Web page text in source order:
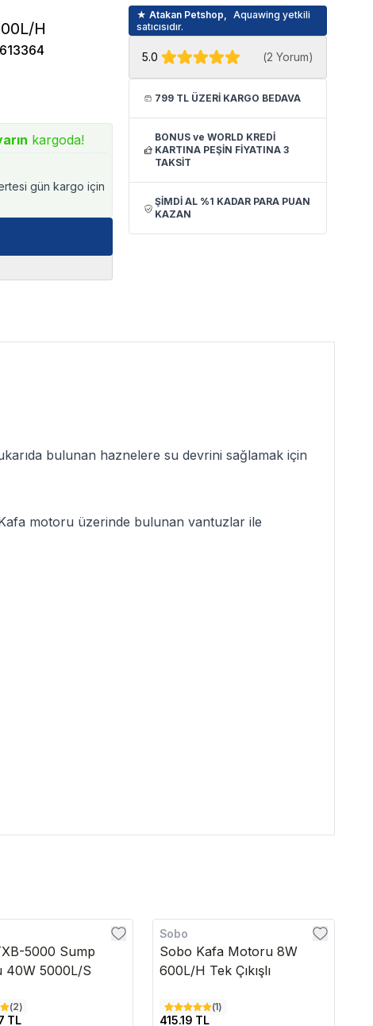
H
kargoda!
gün kargo için
★ Atakan Petshop,
Aquawing yetkili
satıcısıdır.
5.0 (2 Yorum)
799 TL ÜZERİ KARGO BEDAVA
BONUS ve WORLD KREDİ
KARTINA PEŞİN FİYATINA 3
TAKSİT
ŞİMDİ AL %1 KADAR PARA PUAN
KAZAN
bulunan haznelere su devrini sağlamak için
motoru üzerinde bulunan vantuzlar ile
5000 Sump
40W 5000L/S
(2)
TL
Sobo
Sobo Kafa Motoru 8W
600L/H Tek Çıkışlı
(1)
415.19 TL